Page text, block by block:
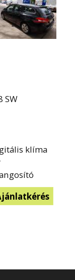
SW
klíma